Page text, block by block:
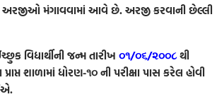
મંગાવવામાં આવે છે. અરજી કરવાની છેલ્લી
જન્મ તારીખ ૦૧/૦૬/૨૦૦૮થી
શાળામાં ધોરણ-૧૦ ની પરીક્ષા પાસ કરેલ હોવી